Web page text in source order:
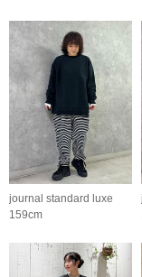
journal standard luxe
159cm